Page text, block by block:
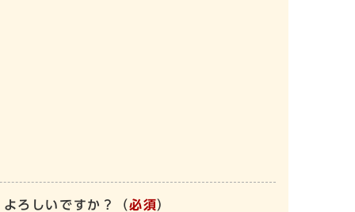
ろしいですか？ （必須）